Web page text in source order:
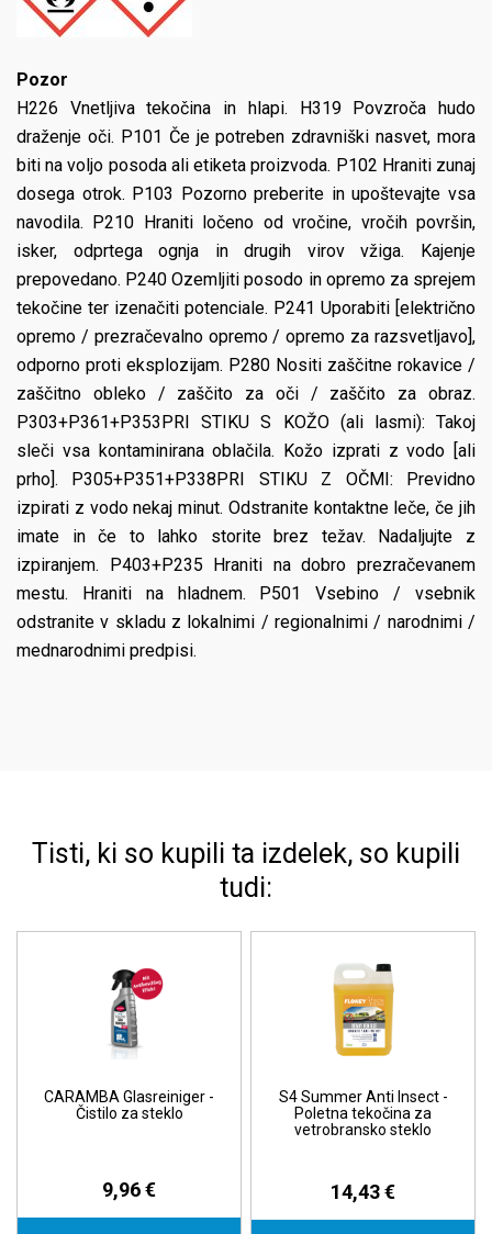
Pozor
H226 Vnetljiva tekočina in hlapi. H319 Povzroča hudo
draženje oči. P101 Če je potreben zdravniški nasvet, mora
biti na voljo posoda ali etiketa proizvoda. P102 Hraniti zunaj
dosega otrok. P103 Pozorno preberite in upoštevajte vsa
navodila. P210 Hraniti ločeno od vročine, vročih površin,
isker, odprtega ognja in drugih virov vžiga. Kajenje
prepovedano. P240 Ozemljiti posodo in opremo za sprejem
tekočine ter izenačiti potenciale. P241 Uporabiti [električno
opremo / prezračevalno opremo / opremo za razsvetljavo],
odporno proti eksplozijam. P280 Nositi zaščitne rokavice /
zaščitno obleko / zaščito za oči / zaščito za obraz.
P303+P361+P353PRI STIKU S KOŽO (ali lasmi): Takoj
sleči vsa kontaminirana oblačila. Kožo izprati z vodo [ali
prho]. P305+P351+P338PRI STIKU Z OČMI: Previdno
izpirati z vodo nekaj minut. Odstranite kontaktne leče, če jih
imate in če to lahko storite brez težav. Nadaljujte z
izpiranjem. P403+P235 Hraniti na dobro prezračevanem
mestu. Hraniti na hladnem. P501 Vsebino / vsebnik
odstranite v skladu z lokalnimi / regionalnimi / narodnimi /
mednarodnimi predpisi.
Tisti, ki so kupili ta izdelek, so kupili
tudi:
CARAMBA Glasreiniger -
Čistilo za steklo
9,96 €
S4 Summer Anti Insect -
Poletna tekočina za
vetrobransko steklo
14,43 €